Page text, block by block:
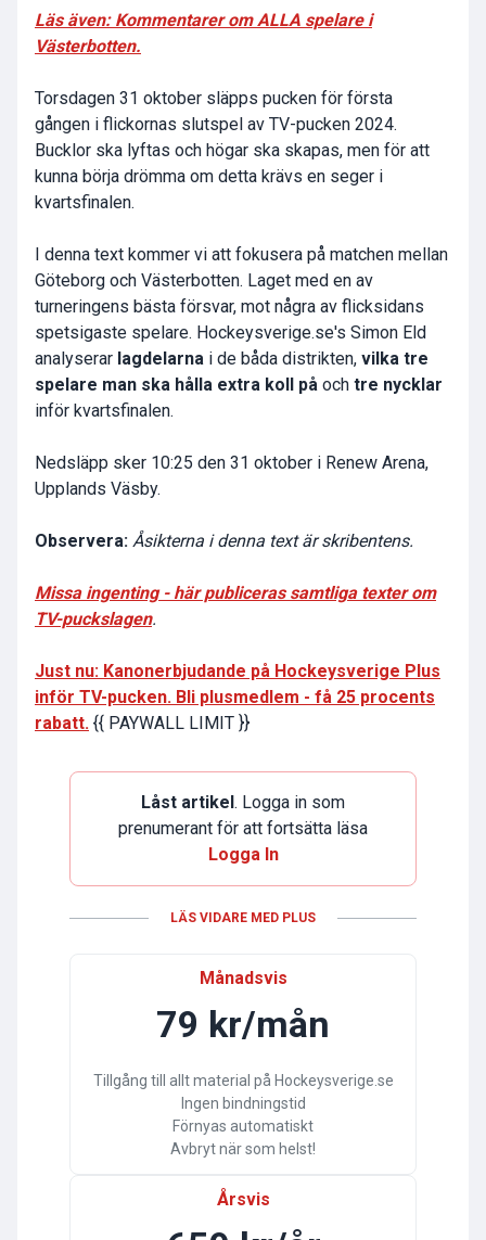
Läs även: Kommentarer om ALLA spelare i
Västerbotten.
Torsdagen 31 oktober släpps pucken för första
gången i flickornas slutspel av TV-pucken 2024.
Bucklor ska lyftas och högar ska skapas, men för att
kunna börja drömma om detta krävs en seger i
kvartsfinalen.
I denna text kommer vi att fokusera på matchen mellan
Göteborg och Västerbotten. Laget med en av
turneringens bästa försvar, mot några av flicksidans
spetsigaste spelare. Hockeysverige.se's Simon Eld
analyserar lagdelarna i de båda distrikten, vilka tre
spelare man ska hålla extra koll på och tre nycklar
inför kvartsfinalen.
Nedsläpp sker 10:25 den 31 oktober i Renew Arena,
Upplands Väsby.
Observera: Åsikterna i denna text är skribentens.
Missa ingenting - här publiceras samtliga texter om
TV-puckslagen.
Just nu: Kanonerbjudande på Hockeysverige Plus
inför TV-pucken. Bli plusmedlem - få 25 procents
rabatt. {{ PAYWALL LIMIT }}
Låst artikel . Logga in som
prenumerant för att fortsätta läsa
Logga In
LÄS VIDARE MED PLUS
Månadsvis
79 kr/mån
Tillgång till allt material på Hockeysverige.se
Ingen bindningstid
Förnyas automatiskt
Avbryt när som helst!
Årsvis